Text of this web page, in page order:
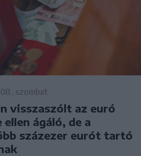
szombat
visszaszólt az euró
ágáló, de a
százezer eurót tartó